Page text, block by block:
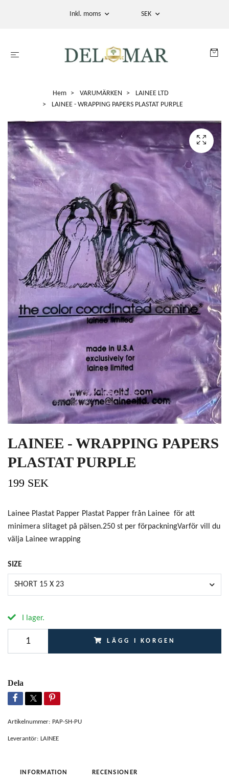
Inkl. moms SEK
Hem VARUMÄRKEN
LAINEE LTD
LAINEE - WRAPPING PAPERS PLASTAT PURPLE
LAINEE - WRAPPING PAPERS
PLASTAT PURPLE
199 SEK
Lainee Plastat Papper Plastat Papper från Lainee för att
minimera slitaget på pälsen.250 st per förpackningVarför vill du
välja Lainee wrapping
SIZE
SHORT 15 X 23
I lager.
LÄGG I KORGEN
Dela
Artikelnummer: PAP-SH-PU
Leverantör: LAINEE
INFORMATION RECENSIONER